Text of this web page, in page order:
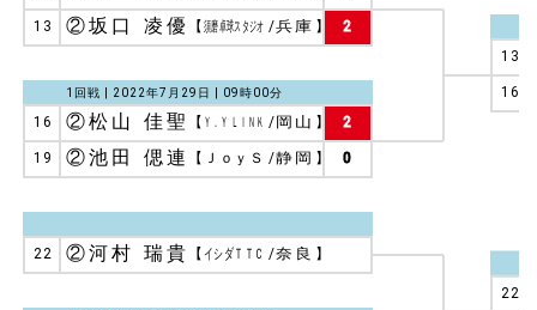
13
16
22
2
13 ②坂口 凌優 【 須磨卓球スタジオ /兵庫 】
1回戦 | 2022年7月29日 | 09時00分
2
16 ②松山 佳聖 【 Ｙ．Ｙ ＬＩＮＫ / 岡山 】
0
19 ②池田 偲連 【 ＪｏｙＳ /静岡 】
22 ②河村 瑞貴 【 イシダＴＴＣ /奈良 】